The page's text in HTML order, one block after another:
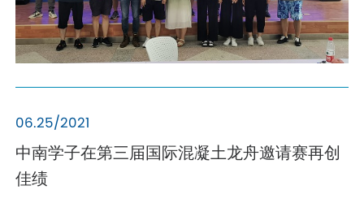
06.25/2021
中南学子在第三届国际混凝土龙舟邀请赛再创
佳绩